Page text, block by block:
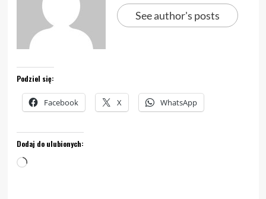
See author's posts
Podziel się:
Facebook X WhatsApp
Dodaj do ulubionych:
Wczytywanie…